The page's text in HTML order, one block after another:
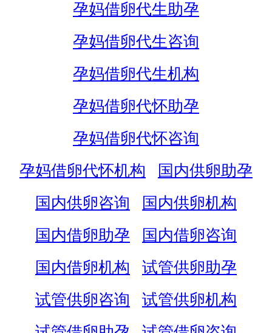
孕妈借卵代生助孕
孕妈借卵代生咨询
孕妈借卵代生机构
孕妈借卵代怀助孕
孕妈借卵代怀咨询
孕妈借卵代怀机构
国内供卵助孕
国内供卵咨询
国内供卵机构
国内借卵助孕
国内借卵咨询
国内借卵机构
试管供卵助孕
试管供卵咨询
试管供卵机构